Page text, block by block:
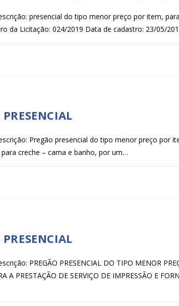
presencial do tipo menor preço por item,
da Licitação: 024/2019 Data de cadastro: 23/05/
Pregão presencial do tipo menor preço por
creche – cama e banho, por um…
PREGÃO PRESENCIAL DO TIPO MENOR
A PRESTAÇÃO DE SERVIÇO DE IMPRESSÃO E